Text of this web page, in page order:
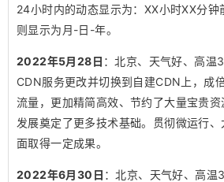
24小时内的动态显示为：XX小时XX分
则显示为月-日-年。
2022年5月28日 ：北京、天气好、高温
CDN服务更改并切换到自建CDN上，成
流量，更加精简高效、节约了大量宝贵
发展奠定了更多技术基础。贯彻微运行
面取得一定成果。
2022年6月30日 ：北京、天气好、高温